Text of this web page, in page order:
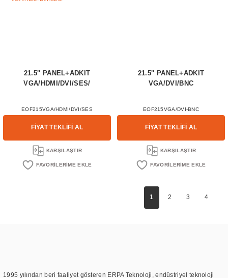
21.5'' PANEL+ADKIT
VGA/HDMI/DVI/SES/
EOF215VGA/HDMI/DVI/SES
FİYAT TEKLİFİ AL
KARŞILAŞTIR
21.5'' PANEL+ADKIT
VGA/DVI/BNC
EOF215VGA/DVI-BNC
FİYAT TEKLİFİ AL
KARŞILAŞTIR
1 2 3 4
1995 yılından beri faaliyet gösteren ERPA Teknoloji, endüstriyel teknoloji